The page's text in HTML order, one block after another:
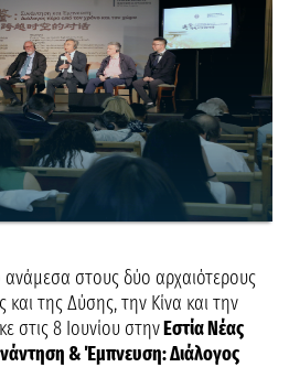
ανάμεσα στους δύο αρχαιότερους
της Δύσης, την Κίνα και την
στις 8 Ιουνίου στηνΕστία Νέας
& Έμπνευση: Διάλογος